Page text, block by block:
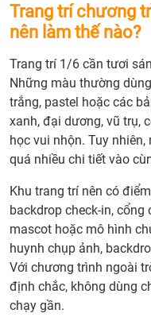
Trang trí chương
nên làm thế nào?
Trang trí 1/6 cần tươi
Những màu thường
trắng, pastel hoặc các
xanh, đại dương, vũ trụ,
học vui nhộn. Tuy
quá nhiều chi tiết vào
Khu trang trí nên có
backdrop check-in, cổng
mascot hoặc mô hình
huynh chụp ảnh,
Với chương trình ngoài
định chắc, không dùng
chạy gần.